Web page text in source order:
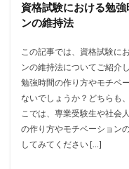
資格試験における勉
ンの維持法
この記事では、資格試験に
ンの維持法についてご紹介
勉強時間の作り方やモチベ
ないでしょうか？どちらも
こでは、専業受験生や社会
の作り方やモチベーション
してみてください […]